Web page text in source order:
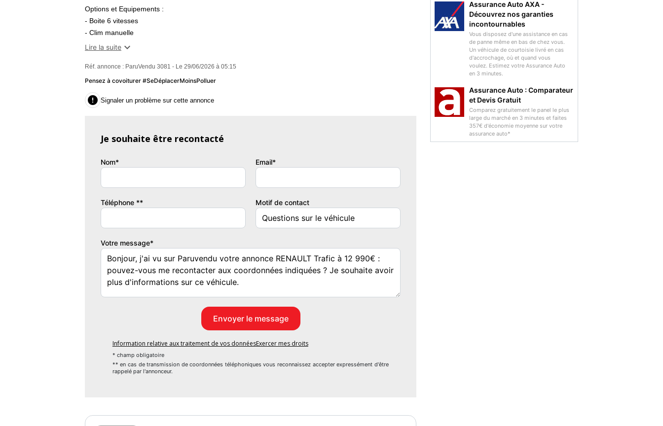
Options et Equipements :
- Boite 6 vitesses
- Clim manuelle
- Direction assistée
- Prise 12v
- Prise usb
- Prises audio auxiliaires
- Abs
- Vitres électriques
- Roue de secours
- Volant 3 branches
- Airbags frontaux
Kilométrage : 88961
Nombre de rapports : 6
Couleur
BLANC
Vignette Crit'Air
2
Autres informations
Lire la suite 
Réf. annonce : ParuVendu 3081 - Le 29/06/2026 à 05:15
Pensez à covoiturer #SeDéplacerMoinsPolluer
 Signaler un problème sur cette annonce
Je souhaite être recontacté
Nom* Email*
Téléphone ** Motif de contact
Votre message*
Information relative aux traitement de vos donnéesExercer mes droits
* champ obligatoire
** en cas de transmission de coordonnées téléphoniques vous reconnaissez accepter expressément d'être
rappelé par l'annonceur.
Assurance Auto AXA -
Découvrez nos garanties
incontournables
Vous disposez d'une assistance en cas
de panne même en bas de chez vous.
Un véhicule de courtoisie livré en cas
d'accrochage, où et quand vous
voulez. Estimez votre Assurance Auto
en 3 minutes.
Assurance Auto : Comparateur
et Devis Gratuit
Comparez gratuitement le panel le plus
large du marché en 3 minutes et faites
357€ d'économie moyenne sur votre
assurance auto*